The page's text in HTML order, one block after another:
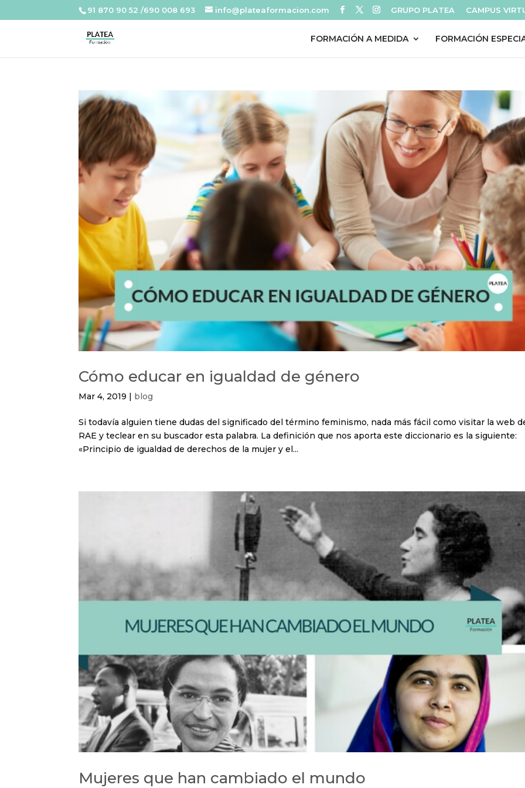
91 870 90 52 /690 008 693 info@plateaformacion.com GRUPO PLATEA CAMPUS
FORMACIÓN A MEDIDA FORMACIÓN
Cómo educar en igualdad de género
Mar 4, 2019 | blog
Si todavía alguien tiene dudas del significado del término feminismo, nada más fácil como visitar la web
RAE y teclear en su buscador esta palabra. La definición que nos aporta este diccionario es la siguiente:
«Principio de igualdad de derechos de la mujer y el...
Mujeres que han cambiado el mundo